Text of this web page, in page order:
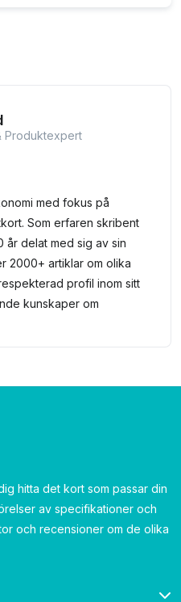
Produktexpert
med fokus på
Som erfaren skribent
år delat med sig av sin
2000+ artiklar om olika
profil inom sitt
kunskaper om
hitta det kort som passar din
av specifikationer och
och recensioner om de olika